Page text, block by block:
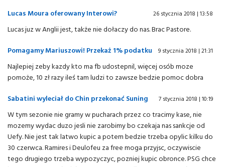
Lucas Moura oferowany Interowi? 26 stycznia 2018 | 13:58
Lucas juz w Anglii jest, także nie dołaczy do nas. Brac Pastore.
Pomagamy Mariuszowi! Przekaż 1% podatku
9 stycznia 2018 | 21:31
Najlepiej zeby kazdy kto ma fb udostepnil, więcej osób moze
pomoże, 10 zł razy ileś tam ludzi to zawsze bedzie pomoc dobra
Sabatini wyleciał do Chin przekonać Suning
7 stycznia 2018 | 10:19
W tym sezonie nie gramy w pucharach przez co tracimy kase, nie
mozemy wydac duzo jesli nie zarobimy bo czekaja nas sankcje od
Uefy. Nie jest tak latwo kupic a potem bedzie trzeba opylic kilku do
30 czerwca. Ramires i Deulofeu za free moga przyjsc, oczywiscie
tego drugiego trzeba wypozyczyc, pozniej kupic obronce. PSG chce